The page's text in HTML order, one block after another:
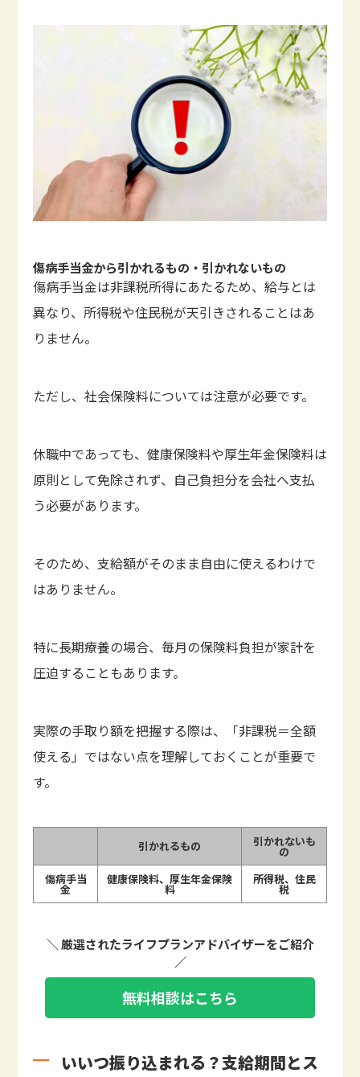
傷病手当金から引かれるもの・引かれないもの
傷病手当金は非課税所得にあたるため、給与とは
異なり、所得税や住民税が天引きされることはあ
りません。
ただし、社会保険料については注意が必要です。
休職中であっても、健康保険料や厚生年金保険料は
原則として免除されず、自己負担分を会社へ支払
う必要があります。
そのため、支給額がそのまま自由に使えるわけで
はありません。
特に長期療養の場合、毎月の保険料負担が家計を
圧迫することもあります。
実際の手取り額を把握する際は、「非課税＝全額
使える」ではない点を理解しておくことが重要で
す。
引かれるもの 引かれないも
の
傷病手当
金
健康保険料、厚生年金保険
料
所得税、住民
税
＼ 厳選されたライフプランアドバイザーをご紹介
／
無料相談はこちら
いいつ振り込まれる？支給期間とス